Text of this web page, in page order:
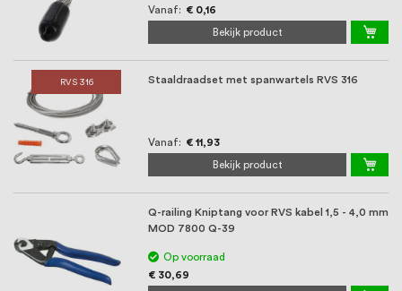
100%
Vanaf
€ 0,16
Bekijk product
RVS 316 Staaldraadset met spanwartels RVS 316
Vanaf € 11,93
Bekijk product
Q-railing Kniptang voor RVS kabel 1,5 - 4,0 mm
MOD 7800 Q-39
Op voorraad
€ 30,69